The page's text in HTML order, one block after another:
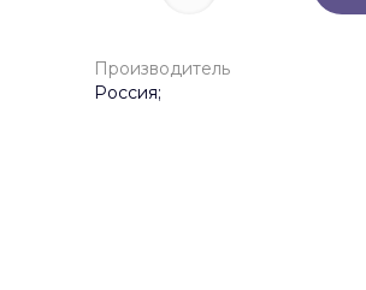
Производитель
Россия;